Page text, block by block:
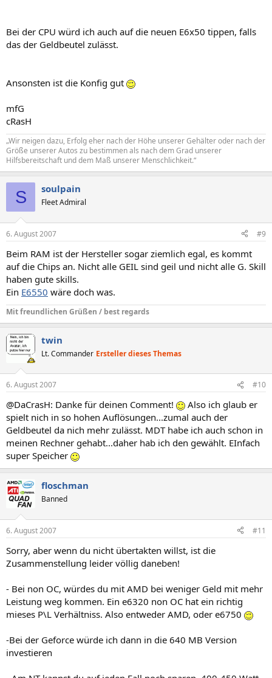
Bei der CPU würd ich auch auf die neuen E6x50 tippen, falls
das der Geldbeutel zulässt.
Ansonsten ist die Konfig gut
mfG
cRasH
„Wir neigen dazu, Erfolg eher nach der Höhe unserer Gehälter oder nach der
Größe unserer Autos zu bestimmen als nach dem Grad unserer
Hilfsbereitschaft und dem Maß unserer Menschlichkeit.“
S soulpain
Fleet Admiral
6. August 2007 #9
Beim RAM ist der Hersteller sogar ziemlich egal, es kommt
auf die Chips an. Nicht alle GEIL sind geil und nicht alle G. Skill
haben gute skills.
Ein E6550 wäre doch was.
Mit freundlichen Grüßen / best regards
twin
Lt. Commander Ersteller dieses Themas
6. August 2007 #10
@DaCrasH: Danke für deinen Comment!
Also ich glaub er
spielt nich in so hohen Auflösungen...zumal auch der
Geldbeutel da nich mehr zulässt. MDT habe ich auch schon in
meinen Rechner gehabt...daher hab ich den gewählt. EInfach
super Speicher
floschman
Banned
6. August 2007 #11
Sorry, aber wenn du nicht übertakten willst, ist die
Zusammenstellung leider völlig daneben!
- Bei non OC, würdes du mit AMD bei weniger Geld mit mehr
Leistung weg kommen. Ein e6320 non OC hat ein richtig
mieses P\L Verhältniss. Also entweder AMD, oder e6750
-Bei der Geforce würde ich dann in die 640 MB Version
investieren